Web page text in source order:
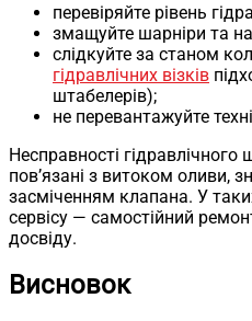
перевіряйте рівень
змащуйте шарніри та
слідкуйте за станом
гідравлічних візків
штабелерів);
не перевантажуйте
Несправності
пов’язані з витоком оливи,
засміченням клапана. У
сервісу — самостійний
досвіду.
Висновок